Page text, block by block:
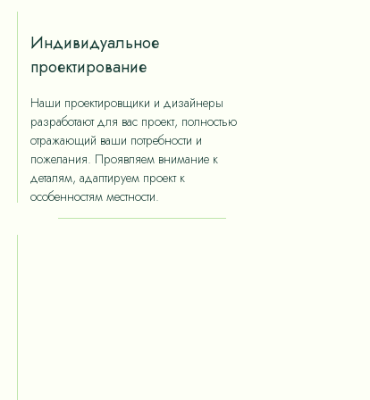
Индивидуальное
проектирование
Наши проектировщики и дизайнеры
разработают для вас проект, полностью
отражающий ваши потребности и
пожелания. Проявляем внимание к
деталям, адаптируем проект к
особенностям местности.